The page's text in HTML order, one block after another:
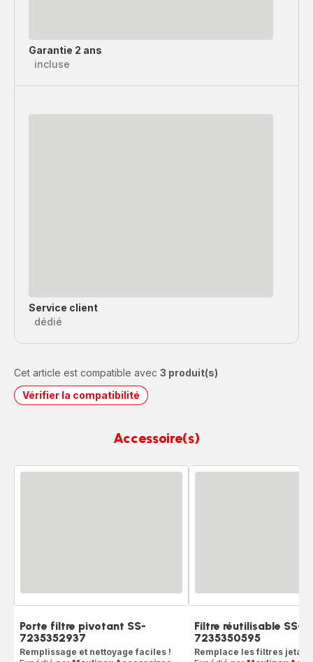
Garantie 2 ans
incluse
Service client
dédié
Cet article est compatible avec 3 produit(s)
Vérifier la compatibilité
Accessoire(s)
Porte filtre pivotant SS-
7235352937
Remplissage et nettoyage faciles !
Filtre réutilisable SS-
7235350595
Remplace les filtres